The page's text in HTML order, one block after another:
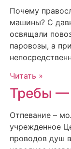
Почему
машины? С
освящали
паровозы, а
Читать »
Требы —
Отпевание –
учрежденное
проводов душ